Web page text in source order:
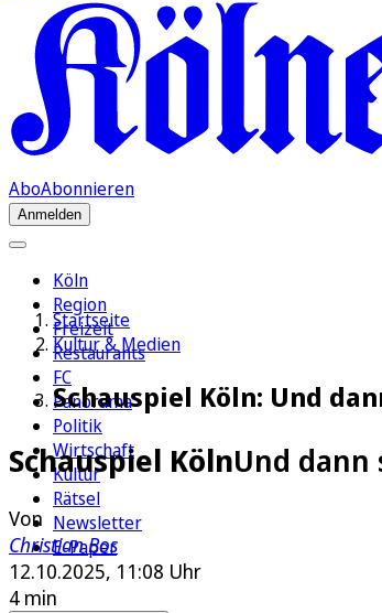
AboAbonnieren
Anmelden
Köln
Region
Freizeit
Restaurants
FC
Panorama
Politik
Wirtschaft
Kultur
Rätsel
Newsletter
E-Paper
Startseite
Kultur & Medien
Schauspiel Köln: Und
Schauspiel KölnUnd dann
Von
Christian Bos
12.10.2025, 11:08 Uhr
4 min